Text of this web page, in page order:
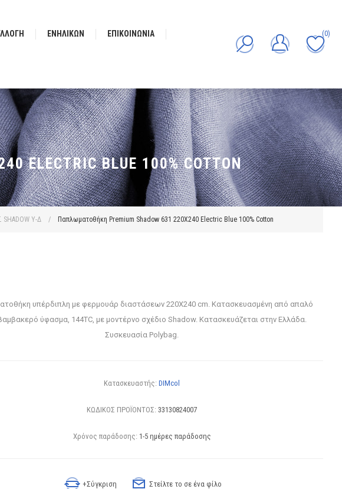
ΕΝΗΛΙΚΩΝ ΕΠΙΚΟΙΝΩΝΊΑ (0)
Υ-Δ / Παπλωματοθήκη Premium Shadow 631 220X240 Electric Blue 100% Cotton
ELECTRIC BLUE 100% COTTON
υπέρδιπλη με φερμουάρ διαστάσεων 220Χ240 cm. Κατασκευασμένη από απαλό
ύφασμα, 144TC, με μοντέρνο σχέδιο Shadow. Κατασκευάζεται στην Ελλάδα.
Συσκευασία Polybag.
Κατασκευαστής: DIMcol
ΚΩΔΙΚΟΣ ΠΡΟΪΟΝΤΟΣ: 33130824007
Χρόνος παράδοσης: 1-5 ημέρες παράδοσης
+Σύγκριση Στείλτε το σε ένα φίλο